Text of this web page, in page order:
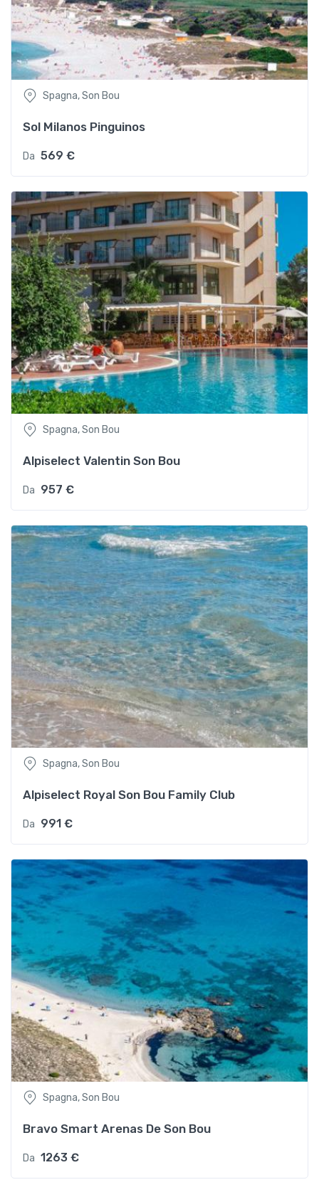
Spagna, Son Bou
Sol Milanos Pinguinos
Da 569 €
Spagna, Son Bou
Alpiselect Valentin Son Bou
Da 957 €
Spagna, Son Bou
Alpiselect Royal Son Bou Family Club
Da 991 €
Spagna, Son Bou
Bravo Smart Arenas De Son Bou
Da 1263 €